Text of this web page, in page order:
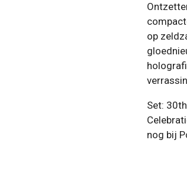
op
Set:
nog bij